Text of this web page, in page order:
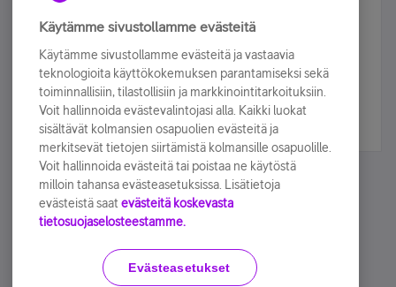
Tilaa Telian uutiskirje ja olet mukana arvonnassa.
sähköpostiisi.
Tilaa nyt
Käyttöehdot Accessibility statement
Käytämme sivustollamme evästeitä
Käytämme sivustollamme evästeitä ja vastaavia
teknologioita käyttökokemuksen parantamiseksi sekä
toiminnallisiin, tilastollisiin ja markkinointitarkoituksiin.
Voit hallinnoida evästevalintojasi alla. Kaikki luokat
sisältävät kolmansien osapuolien evästeitä ja
merkitsevät tietojen siirtämistä kolmansille osapuolille.
Voit hallinnoida evästeitä tai poistaa ne käytöstä
milloin tahansa evästeasetuksissa. Lisätietoja
evästeistä saat evästeitä koskevasta
tietosuojaselosteestamme.
Evästeasetukset